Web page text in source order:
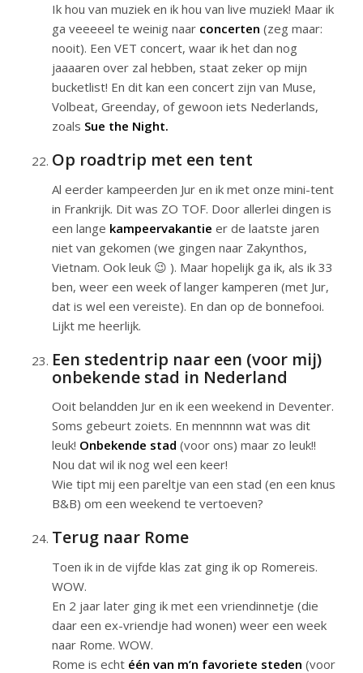
Ik hou van muziek en ik hou van live muziek! Maar ik
ga veeeeel te weinig naar concerten (zeg maar:
nooit). Een VET concert, waar ik het dan nog
jaaaaren over zal hebben, staat zeker op mijn
bucketlist! En dit kan een concert zijn van Muse,
Volbeat, Greenday, of gewoon iets Nederlands,
zoals Sue the Night.
Op roadtrip met een tent
Al eerder kampeerden Jur en ik met onze mini-tent
in Frankrijk. Dit was ZO TOF. Door allerlei dingen is
een lange kampeervakantie er de laatste jaren
niet van gekomen (we gingen naar Zakynthos,
Vietnam. Ook leuk 😉 ). Maar hopelijk ga ik, als ik 33
ben, weer een week of langer kamperen (met Jur,
dat is wel een vereiste). En dan op de bonnefooi.
Lijkt me heerlijk.
Een stedentrip naar een (voor mij)
onbekende stad in Nederland
Ooit belandden Jur en ik een weekend in Deventer.
Soms gebeurt zoiets. En mennnnn wat was dit
leuk! Onbekende stad (voor ons) maar zo leuk!!
Nou dat wil ik nog wel een keer!
Wie tipt mij een pareltje van een stad (en een knus
B&B) om een weekend te vertoeven?
Terug naar Rome
Toen ik in de vijfde klas zat ging ik op Romereis.
WOW.
En 2 jaar later ging ik met een vriendinnetje (die
daar een ex-vriendje had wonen) weer een week
naar Rome. WOW.
Rome is echt één van m’n favoriete steden (voor